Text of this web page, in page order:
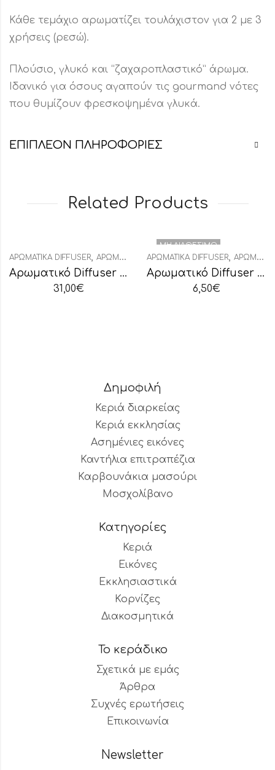
Κάθε τεμάχιο αρωματίζει τουλάχιστον για 2 με 3
χρήσεις (ρεσώ).
Πλούσιο, γλυκό και “ζαχαροπλαστικό” άρωμα.
Ιδανικό για όσους αγαπούν τις gourmand νότες
που θυμίζουν φρεσκοψημένα γλυκά.
ΕΠΙΠΛΈΟΝ ΠΛΗΡΟΦΟΡΊΕΣ
Related Products
ΑΡΩΜΑΤΙΚΆ DIFFUSER, ΑΡΩΜΑΤΙΚΆ ΧΏΡΟΥ ,ΔΙΑΚΟΣΜΗΤΙΚΆ
Αρωματικό Diffuser Σταφύλι-Ρόδι
31,00€
ΜΗ ΔΙΑΘΈΣΙΜΟ
ΑΡΩΜΑΤΙΚΆ DIFFUSER, ΑΡΩΜΑΤΙΚΆ ΧΏΡΟΥ
Αρωματικό Diffuser Λεβάντα
6,50€
Δημοφιλή
Κεριά διαρκείας
Κεριά εκκλησίας
Ασημένιες εικόνες
Καντήλια επιτραπέζια
Καρβουνάκια μασούρι
Μοσχολίβανο
Κατηγορίες
Κεριά
Εικόνες
Εκκλησιαστικά
Κορνίζες
Διακοσμητικά
Το κεράδικο
Σχετικά με εμάς
Άρθρα
Συχνές ερωτήσεις
Επικοινωνία
Newsletter